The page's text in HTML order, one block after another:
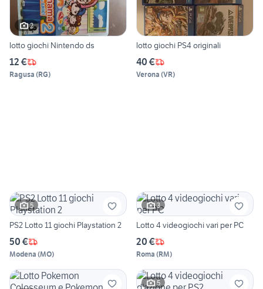
2
lotto giochi Nintendo ds
12 €
Ragusa (RG)
lotto giochi PS4 originali
40 €
Verona (VR)
5
PS2 Lotto 11 giochi Playstation 2
50 €
Modena (MO)
3
Lotto 4 videogiochi vari per PC
20 €
Roma (RM)
5